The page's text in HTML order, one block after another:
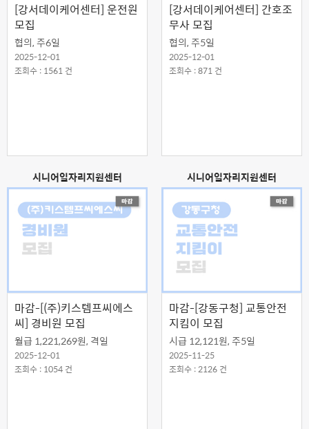
[강서데이케어센터] 운전원
모집
협의, 주6일
2025-12-01
조회수 : 1561 건
[강서데이케어센터] 간호조
무사 모집
협의, 주5일
2025-12-01
조회수 : 871 건
시니어일자리지원센터
마감-[(주)키스템프씨에스
씨] 경비원 모집
월급 1,221,269원, 격일
2025-12-01
조회수 : 1054 건
시니어일자리지원센터
마감-[강동구청] 교통안전
지킴이 모집
시급 12,121원, 주5일
2025-11-25
조회수 : 2126 건